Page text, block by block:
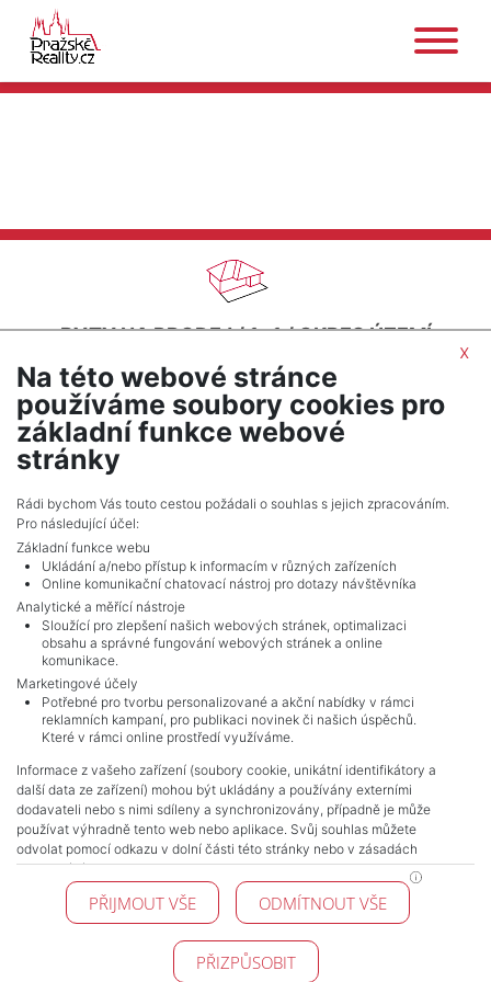
BYTY NA PRODEJ/1+1/OKRES ÚZEMÍ
HLAVNÍHO MĚSTA PRAHY
/
LYSOLAJE
SEŘADIT PODLE CENY
UPRAVIT HLEDÁNÍ
NAVIGACE
Obchodní podmínky
Ochrana osobních údajů
Realitní kanceláře
Kontakt
Zpracování cookies
KONTAKT
Pražské reality
140 00 Praha 4
x
Na této webové stránce
používáme soubory cookies pro
základní funkce webové
stránky
Rádi bychom Vás touto cestou požádali o souhlas s jejich zpracováním.
Pro následující účel:
Základní funkce webu
Ukládání a/nebo přístup k informacím v různých zařízeních
Online komunikační chatovací nástroj pro dotazy návštěvníka
Analytické a měřící nástroje
Sloužící pro zlepšení našich webových stránek, optimalizaci
obsahu a správné fungování webových stránek a online
komunikace.
Marketingové účely
Potřebné pro tvorbu personalizované a akční nabídky v rámci
reklamních kampaní, pro publikaci novinek či našich úspěchů.
Které v rámci online prostředí využíváme.
Informace z vašeho zařízení (soubory cookie, unikátní identifikátory a
další data ze zařízení) mohou být ukládány a používány externími
dodavateli nebo s nimi sdíleny a synchronizovány, případně je může
používat výhradně tento web nebo aplikace. Svůj souhlas můžete
odvolat pomocí odkazu v dolní části této stránky nebo v zásadách
zpracování cookies.
PŘIJMOUT VŠE ODMÍTNOUT VŠE
PŘIZPŮSOBIT